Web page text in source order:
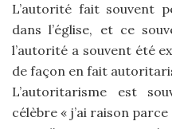
L’autorité fait souvent
dans l’église, et ce
l’autorité a souvent été
de façon en fait
L’autoritarisme est
célèbre « j’ai raison